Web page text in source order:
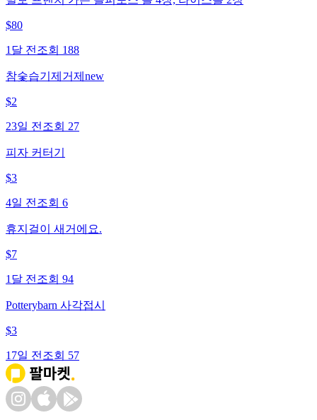
$80
1달 전 조회 188
참숯습기제거제new
$2
23일 전 조회 27
피자 커터기
$3
4일 전 조회 6
휴지걸이 새거에요.
$7
1달 전 조회 94
Potterybarn 사각접시
$3
17일 전 조회 57